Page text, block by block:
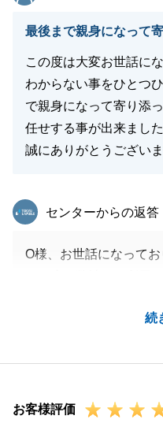
最後まで親身になって
この度は大変お世話に
わからない事をひとつ
で親身になって寄り添
任せする事が出来ました
誠にありがとうございま
続
東急リバブル
センターからの返答
O様、お世話になってお
O様にも色々とご協力
改めまして感謝申し上
ましたらお気軽にご連
お客様評価